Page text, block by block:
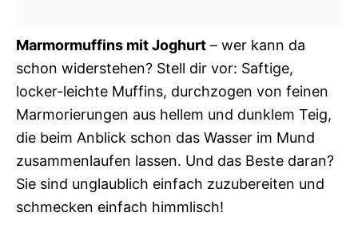
Marmormuffins mit Joghurt – wer kann da
schon widerstehen? Stell dir vor: Saftige,
locker-leichte Muffins, durchzogen von feinen
Marmorierungen aus hellem und dunklem Teig,
die beim Anblick schon das Wasser im Mund
zusammenlaufen lassen. Und das Beste daran?
Sie sind unglaublich einfach zuzubereiten und
schmecken einfach himmlisch!